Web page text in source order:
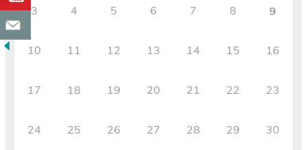
3 4 5 6 7 8 9
10 11 12 13 14 15 16
17 18 19 20 21 22 23
24 25 26 27 28 29 30